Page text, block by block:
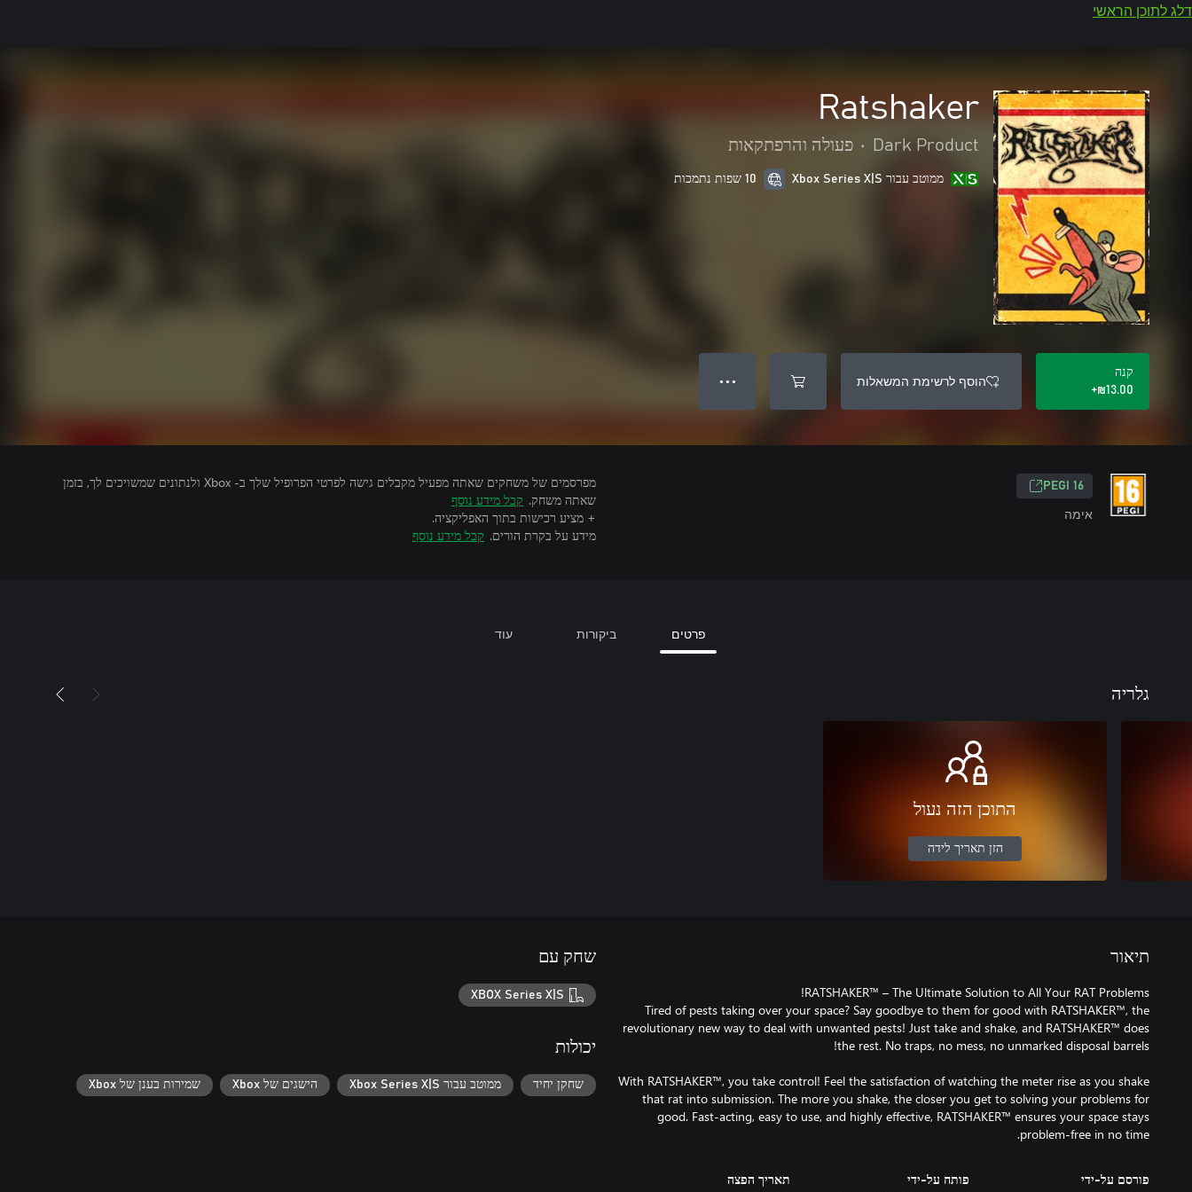
דלג לתוכן הראשי
Ratshaker
Dark Product
• פעולה והרפתקאות
ממוטב עבור Xbox Series X|S 10 שפות נתמכות
קנה
‪₪‎13.00‬+
הוסף לרשימת המשאלות ● ● ●
‎PEGI 16‎
אימה
מפרסמים של משחקים שאתה מפעיל מקבלים גישה לפרטי הפרופיל שלך ב- Xbox ולנתונים שמשויכים לך, בזמן
שאתה משחק. קבל מידע נוסף
+ מציע רכישות בתוך האפליקציה.
מידע על בקרת הורים. קבל מידע נוסף
פרטים ביקורות עוד
גלריה
התוכן הזה נעול
הזן תאריך לידה
תיאור
Tired of pests taking over your space? Say goodbye to them for good with RATSHAKER™, the
revolutionary new way to deal with unwanted pests! Just take and shake, and RATSHAKER™ does
With RATSHAKER™, you take control! Feel the satisfaction of watching the meter rise as you shake
that rat into submission. The more you shake, the closer you get to solving your problems for
good. Fast-acting, easy to use, and highly effective, RATSHAKER™ ensures your space stays
problem-free in no time.
פורסם על-ידי פותח על-ידי תאריך הפצה
שחק עם
XBOX Series X|S
יכולות
שחקן יחיד ממוטב עבור Xbox Series X|S הישגים של Xbox שמירות בענן של Xbox